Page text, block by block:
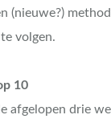
(nieuwe?)
volgen.
10
afgelopen drie